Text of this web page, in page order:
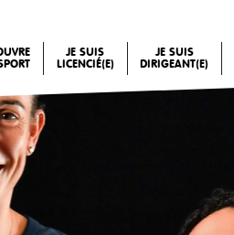
JE SUIS
LICENCIÉ(E)
JE SUIS
DIRIGEANT(E)